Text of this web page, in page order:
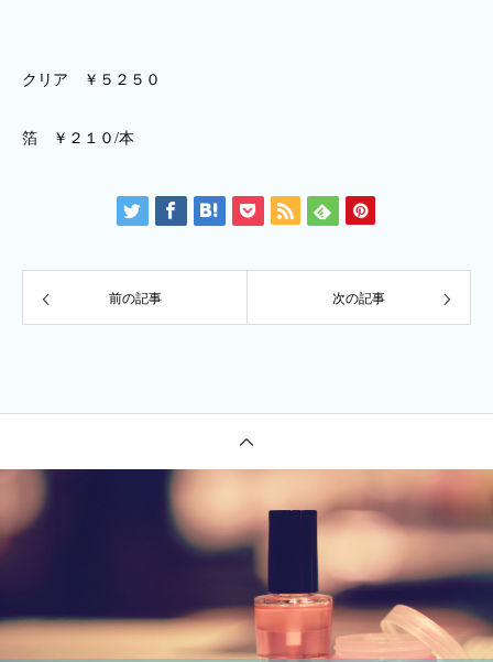
クリア ￥５２５０
箔 ￥２１０/本
前の記事 次の記事